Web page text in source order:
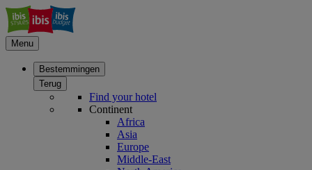
Menu
Bestemmingen
Terug
Find your hotel
Continent
Africa
Asia
Europe
Middle-East